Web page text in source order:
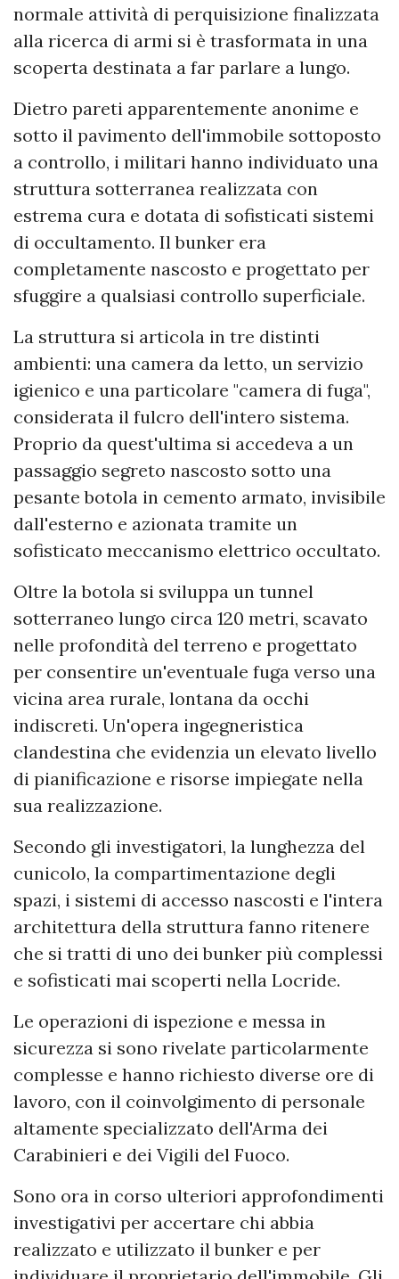
normale attività di perquisizione finalizzata
alla ricerca di armi si è trasformata in una
scoperta destinata a far parlare a lungo.
Dietro pareti apparentemente anonime e
sotto il pavimento dell'immobile sottoposto
a controllo, i militari hanno individuato una
struttura sotterranea realizzata con
estrema cura e dotata di sofisticati sistemi
di occultamento. Il bunker era
completamente nascosto e progettato per
sfuggire a qualsiasi controllo superficiale.
La struttura si articola in tre distinti
ambienti: una camera da letto, un servizio
igienico e una particolare "camera di fuga",
considerata il fulcro dell'intero sistema.
Proprio da quest'ultima si accedeva a un
passaggio segreto nascosto sotto una
pesante botola in cemento armato, invisibile
dall'esterno e azionata tramite un
sofisticato meccanismo elettrico occultato.
Oltre la botola si sviluppa un tunnel
sotterraneo lungo circa 120 metri, scavato
nelle profondità del terreno e progettato
per consentire un'eventuale fuga verso una
vicina area rurale, lontana da occhi
indiscreti. Un'opera ingegneristica
clandestina che evidenzia un elevato livello
di pianificazione e risorse impiegate nella
sua realizzazione.
Secondo gli investigatori, la lunghezza del
cunicolo, la compartimentazione degli
spazi, i sistemi di accesso nascosti e l'intera
architettura della struttura fanno ritenere
che si tratti di uno dei bunker più complessi
e sofisticati mai scoperti nella Locride.
Le operazioni di ispezione e messa in
sicurezza si sono rivelate particolarmente
complesse e hanno richiesto diverse ore di
lavoro, con il coinvolgimento di personale
altamente specializzato dell'Arma dei
Carabinieri e dei Vigili del Fuoco.
Sono ora in corso ulteriori approfondimenti
investigativi per accertare chi abbia
realizzato e utilizzato il bunker e per